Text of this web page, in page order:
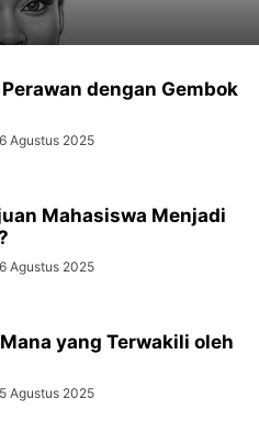
dengan Gembok
Agustus 2025
Mahasiswa Menjadi
Agustus 2025
yang Terwakili oleh
Agustus 2025